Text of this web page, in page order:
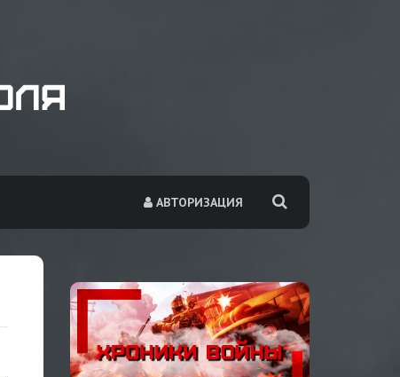
АВТОРИЗАЦИЯ